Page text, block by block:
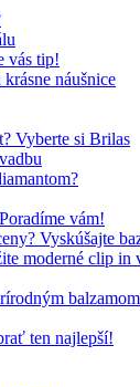
vás tip!
náušnice
Vyberte si Brilas
vám!
Vyskúšajte
moderné clip in
ten najlepší!